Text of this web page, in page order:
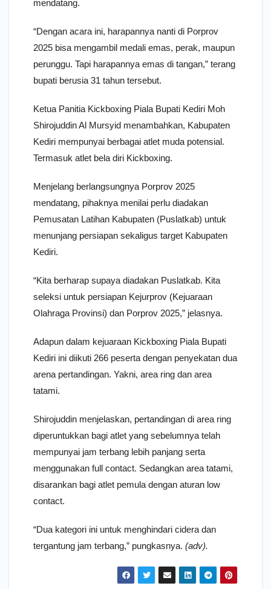
mendatang.
“Dengan acara ini, harapannya nanti di Porprov
2025 bisa mengambil medali emas, perak, maupun
perunggu. Tapi harapannya emas di tangan,” terang
bupati berusia 31 tahun tersebut.
Ketua Panitia Kickboxing Piala Bupati Kediri Moh
Shirojuddin Al Mursyid menambahkan, Kabupaten
Kediri mempunyai berbagai atlet muda potensial.
Termasuk atlet bela diri Kickboxing.
Menjelang berlangsungnya Porprov 2025
mendatang, pihaknya menilai perlu diadakan
Pemusatan Latihan Kabupaten (Puslatkab) untuk
menunjang persiapan sekaligus target Kabupaten
Kediri.
“Kita berharap supaya diadakan Puslatkab. Kita
seleksi untuk persiapan Kejurprov (Kejuaraan
Olahraga Provinsi) dan Porprov 2025,” jelasnya.
Adapun dalam kejuaraan Kickboxing Piala Bupati
Kediri ini diikuti 266 peserta dengan penyekatan dua
arena pertandingan. Yakni, area ring dan area
tatami.
Shirojuddin menjelaskan, pertandingan di area ring
diperuntukkan bagi atlet yang sebelumnya telah
mempunyai jam terbang lebih panjang serta
menggunakan full contact. Sedangkan area tatami,
disarankan bagi atlet pemula dengan aturan low
contact.
“Dua kategori ini untuk menghindari cidera dan
tergantung jam terbang,” pungkasnya. (adv).